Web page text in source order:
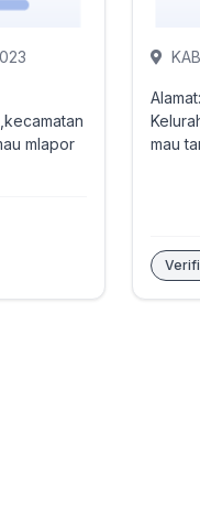
mlapor
mau